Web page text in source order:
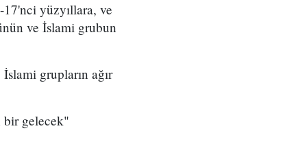
yüzyıllara, ve
ve İslami grubun
grupların ağır
bir gelecek"